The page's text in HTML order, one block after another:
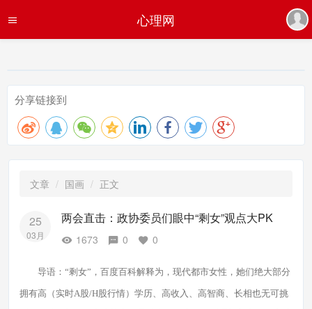
心理网
分享链接到
文章 国画 正文
25
03月
两会直击：政协委员们眼中“剩女”观点大PK
1673 0 0
导语：“剩女”，百度百科解释为，现代都市女性，她们绝大部分
拥有高（实时A股/H股行情）学历、高收入、高智商、长相也无可挑